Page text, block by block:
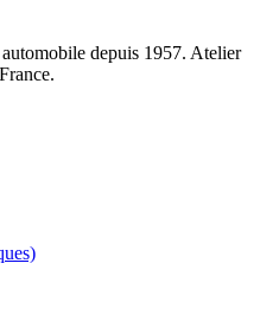
depuis 1957. Atelier